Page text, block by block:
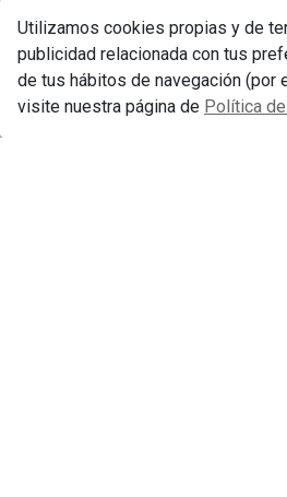
Utilizamos cookies propias y de
publicidad relacionada con tus
de tus hábitos de navegación (por
visite nuestra página de Política